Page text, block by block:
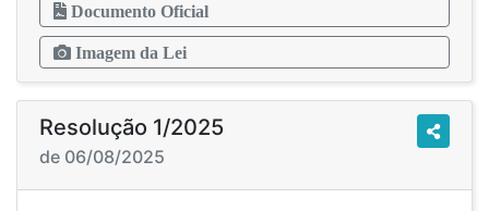
Documento Oficial
Imagem da Lei
Resolução 1/2025
de 06/08/2025